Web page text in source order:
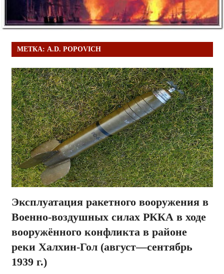
МЕТКА: A.D. POPOVICH
Эксплуатация ракетного вооружения в
Военно-воздушных силах РККА в ходе
вооружённого конфликта в районе
реки Халхин-Гол (август—сентябрь
1939 г.)